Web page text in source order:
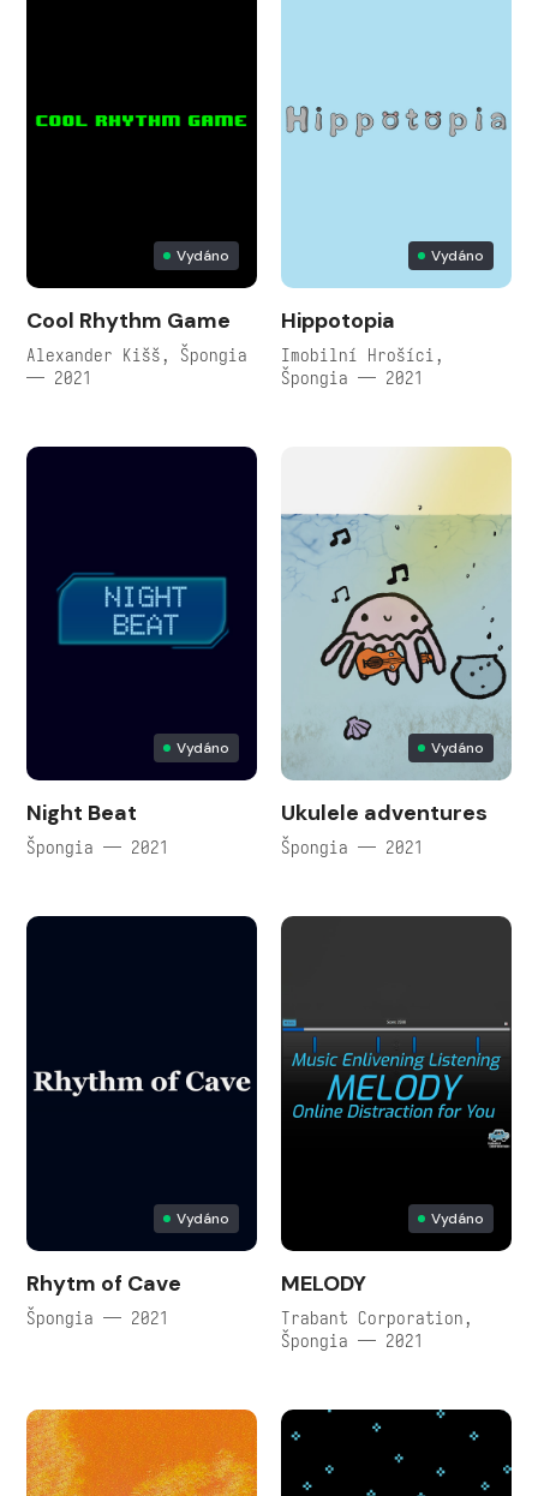
Vydáno
Cool Rhythm Game
Alexander Kišš, Špongia
— 2021
Vydáno
Hippotopia
Imobilní Hrošíci,
Špongia — 2021
Vydáno
Night Beat
Špongia — 2021
Vydáno
Ukulele adventures
Špongia — 2021
Vydáno
Rhytm of Cave
Špongia — 2021
Vydáno
MELODY
Trabant Corporation,
Špongia — 2021